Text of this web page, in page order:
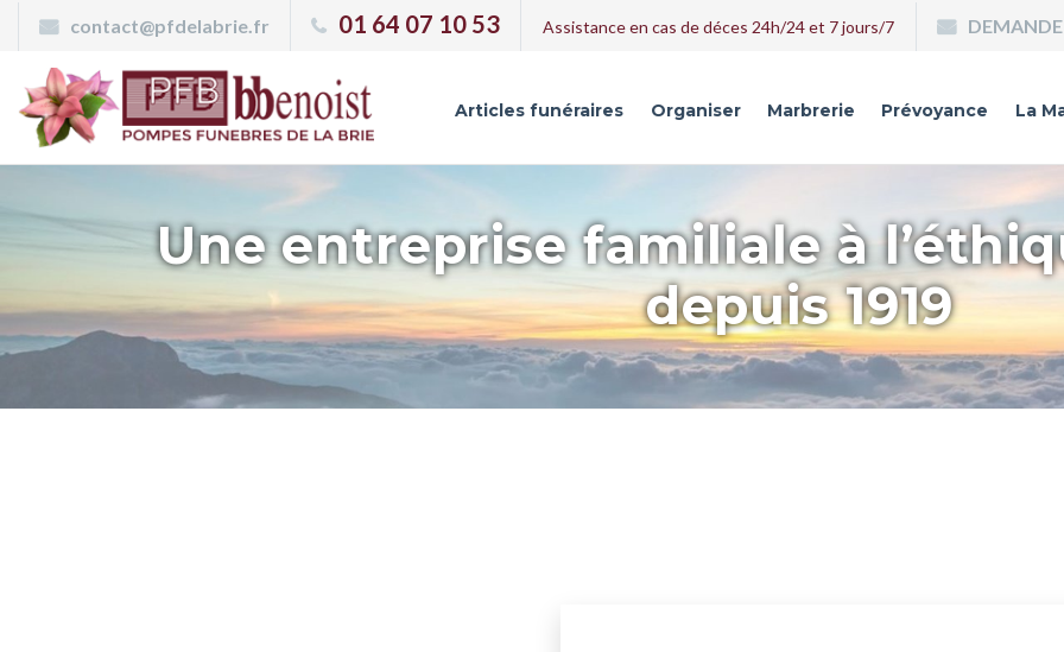
contact@pfdelabrie.fr 01 64 07 10 53 Assistance en cas de déces 24h/24 et 7 jours/7
Articles funéraires Organiser Marbrerie Prévoyance La
Une entreprise familiale à
depuis 1919